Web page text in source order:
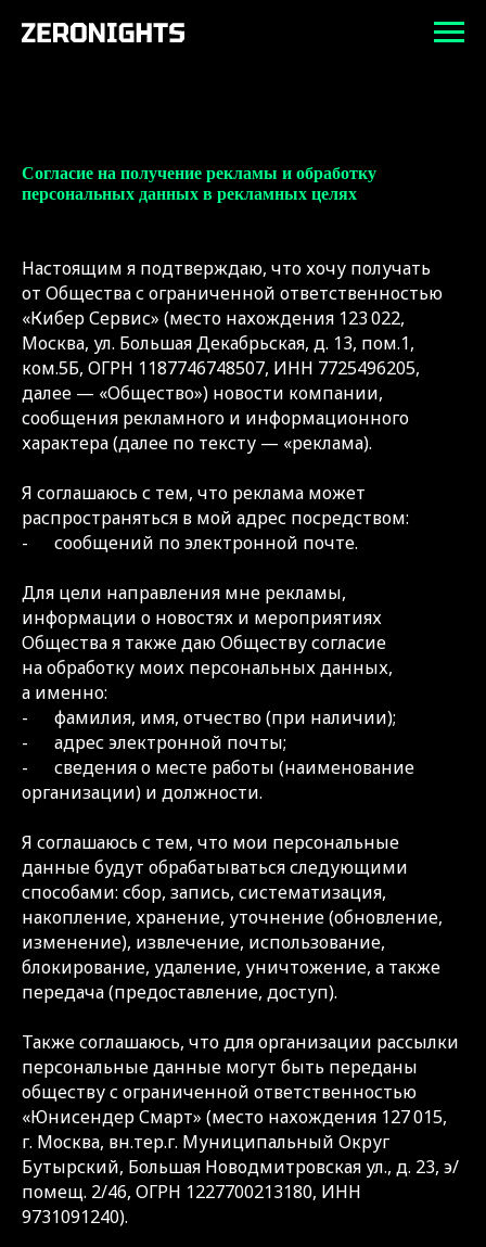
Согласие на получение рекламы и обработку
персональных данных в рекламных целях
Настоящим я подтверждаю, что хочу получать
от Общества с ограниченной ответственностью
«Кибер Сервис» (место нахождения 123 022,
Москва, ул. Большая Декабрьская, д. 13, пом.1,
ком.5Б, ОГРН 1187746748507, ИНН 7725496205,
далее — «Общество») новости компании,
сообщения рекламного и информационного
характера (далее по тексту — «реклама).
Я соглашаюсь с тем, что реклама может
распространяться в мой адрес посредством:
- сообщений по электронной почте.
Для цели направления мне рекламы,
информации о новостях и мероприятиях
Общества я также даю Обществу согласие
на обработку моих персональных данных,
а именно:
- фамилия, имя, отчество (при наличии);
- адрес электронной почты;
- сведения о месте работы (наименование
организации) и должности.
Я соглашаюсь с тем, что мои персональные
данные будут обрабатываться следующими
способами: сбор, запись, систематизация,
накопление, хранение, уточнение (обновление,
изменение), извлечение, использование,
блокирование, удаление, уничтожение, а также
передача (предоставление, доступ).
Также соглашаюсь, что для организации рассылки
персональные данные могут быть переданы
обществу с ограниченной ответственностью
«Юнисендер Смарт» (место нахождения 127 015,
г. Москва, вн.тер.г. Муниципальный Округ
Бутырский, Большая Новодмитровская ул., д. 23, э/
помещ. 2/46, ОГРН 1227700213180, ИНН
9731091240).